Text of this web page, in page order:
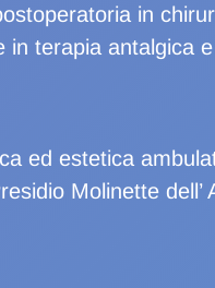
in
terapia antalgica
ed estetica
Molinette